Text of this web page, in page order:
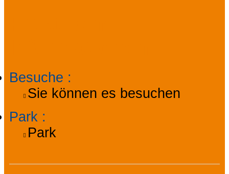
Besuche :
Sie können es besuchen
Park :
Park